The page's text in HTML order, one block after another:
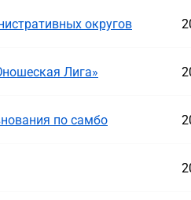
округов
Лига»
по самбо